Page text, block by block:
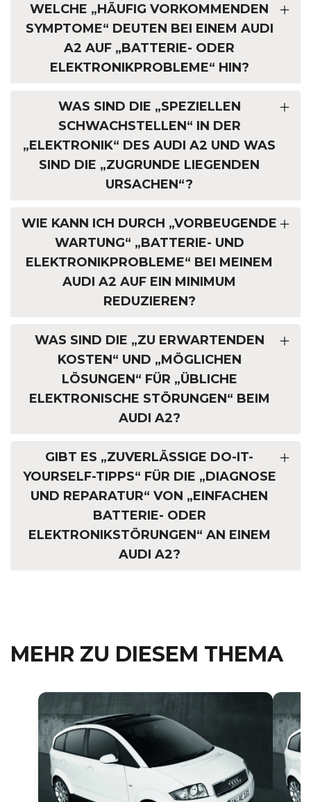
WELCHE „HÄUFIG VORKOMMENDEN
SYMPTOME“ DEUTEN BEI EINEM AUDI
A2 AUF „BATTERIE- ODER
ELEKTRONIKPROBLEME“ HIN?
WAS SIND DIE „SPEZIELLEN
SCHWACHSTELLEN“ IN DER
„ELEKTRONIK“ DES AUDI A2 UND WAS
SIND DIE „ZUGRUNDE LIEGENDEN
URSACHEN“?
WIE KANN ICH DURCH „VORBEUGENDE
WARTUNG“ „BATTERIE- UND
ELEKTRONIKPROBLEME“ BEI MEINEM
AUDI A2 AUF EIN MINIMUM
REDUZIEREN?
WAS SIND DIE „ZU ERWARTENDEN
KOSTEN“ UND „MÖGLICHEN
LÖSUNGEN“ FÜR „ÜBLICHE
ELEKTRONISCHE STÖRUNGEN“ BEIM
AUDI A2?
GIBT ES „ZUVERLÄSSIGE DO-IT-
YOURSELF-TIPPS“ FÜR DIE „DIAGNOSE
UND REPARATUR“ VON „EINFACHEN
BATTERIE- ODER
ELEKTRONIKSTÖRUNGEN“ AN EINEM
AUDI A2?
MEHR ZU DIESEM THEMA